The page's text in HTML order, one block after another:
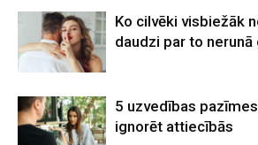
Ko cilvēki visbiežāk
daudzi par to nerunā
5 uzvedības
ignorēt attiecībās